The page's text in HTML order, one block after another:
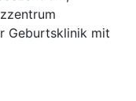
Geburtsklinik mit